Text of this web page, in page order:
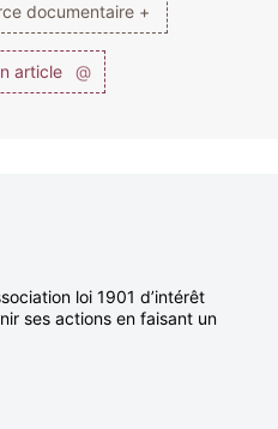
documentaire +
article @
loi 1901 d’intérêt
ses actions en faisant un